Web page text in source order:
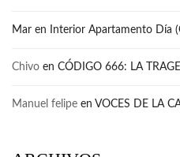
Mar en Interior Apartamento Día
Chivo en CÓDIGO 666: LA
Manuel felipe en VOCES DE LA